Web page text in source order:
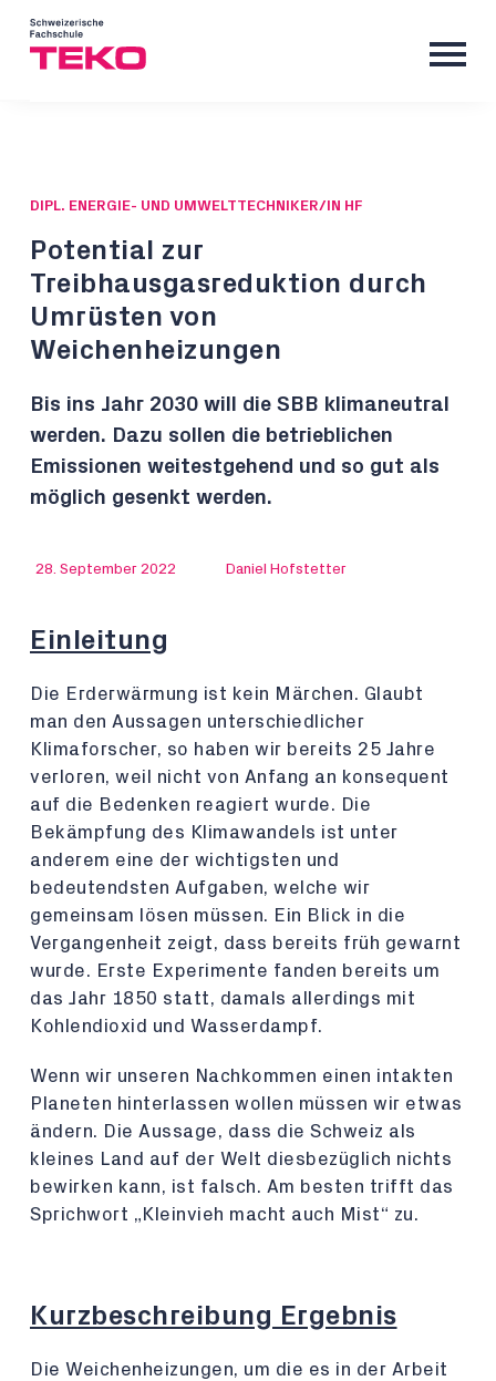
DIPL. ENERGIE- UND UMWELTTECHNIKER/IN HF
Potential zur
Treibhausgasreduktion durch
Umrüsten von
Weichenheizungen
Bis ins Jahr 2030 will die SBB klimaneutral
werden. Dazu sollen die betrieblichen
Emissionen weitestgehend und so gut als
möglich gesenkt werden.
28. September 2022 Daniel Hofstetter
Einleitung
Die Erderwärmung ist kein Märchen. Glaubt
man den Aussagen unterschiedlicher
Klimaforscher, so haben wir bereits 25 Jahre
verloren, weil nicht von Anfang an konsequent
auf die Bedenken reagiert wurde. Die
Bekämpfung des Klimawandels ist unter
anderem eine der wichtigsten und
bedeutendsten Aufgaben, welche wir
gemeinsam lösen müssen. Ein Blick in die
Vergangenheit zeigt, dass bereits früh gewarnt
wurde. Erste Experimente fanden bereits um
das Jahr 1850 statt, damals allerdings mit
Kohlendioxid und Wasserdampf.
Wenn wir unseren Nachkommen einen intakten
Planeten hinterlassen wollen müssen wir etwas
ändern. Die Aussage, dass die Schweiz als
kleines Land auf der Welt diesbezüglich nichts
bewirken kann, ist falsch. Am besten trifft das
Sprichwort „Kleinvieh macht auch Mist“ zu.
Kurzbeschreibung Ergebnis
Die Weichenheizungen, um die es in der Arbeit